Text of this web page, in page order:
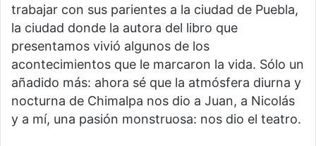
trabajar con sus parientes a la ciudad de Puebla,
la ciudad donde la autora del libro que
presentamos vivió algunos de los
acontecimientos que le marcaron la vida. Sólo un
añadido más: ahora sé que la atmósfera diurna y
nocturna de Chimalpa nos dio a Juan, a Nicolás
y a mí, una pasión monstruosa: nos dio el teatro.